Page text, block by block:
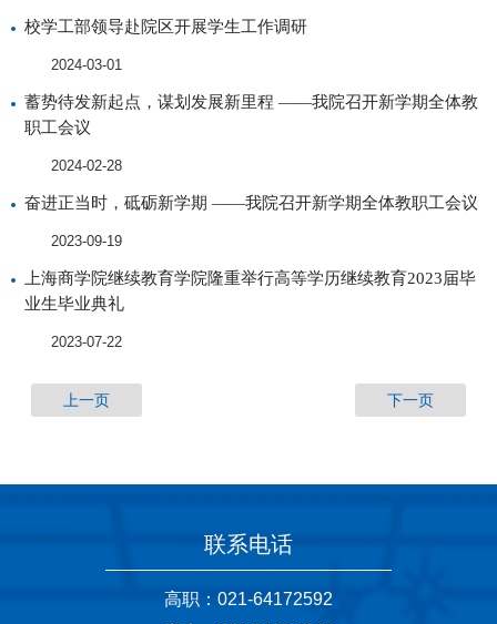
校学工部领导赴院区开展学生工作调研
2024-03-01
蓄势待发新起点，谋划发展新里程 ——我院召开新学期全体教
职工会议
2024-02-28
奋进正当时，砥砺新学期 ——我院召开新学期全体教职工会议
2023-09-19
上海商学院继续教育学院隆重举行高等学历继续教育2023届毕
业生毕业典礼
2023-07-22
上一页 下一页
联系电话
高职：021-64172592